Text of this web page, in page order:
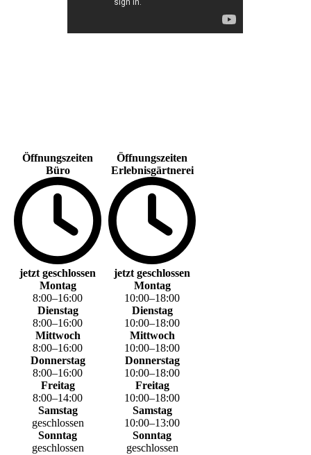
Öffnungszeiten
Büro
jetzt geschlossen
Montag
8:00–16:00
Dienstag
8:00–16:00
Mittwoch
8:00–16:00
Donnerstag
8:00–16:00
Freitag
8:00–14:00
Samstag
geschlossen
Sonntag
geschlossen
Öffnungszeiten
Erlebnisgärtnerei
jetzt geschlossen
Montag
10:00–18:00
Dienstag
10:00–18:00
Mittwoch
10:00–18:00
Donnerstag
10:00–18:00
Freitag
10:00–18:00
Samstag
10:00–13:00
Sonntag
geschlossen